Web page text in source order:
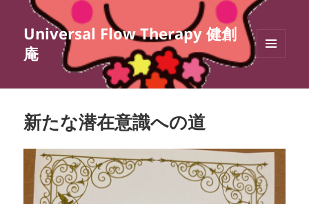
Universal Flow Therapy 健創
庵
ィジェ
新たな潜在意識への道